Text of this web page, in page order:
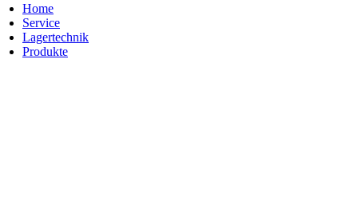
Home
Service
Lagertechnik
Produkte